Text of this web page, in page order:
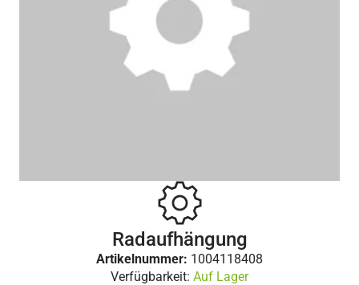
Radaufhängung
Artikelnummer: 1004118408
Verfügbarkeit: Auf Lager